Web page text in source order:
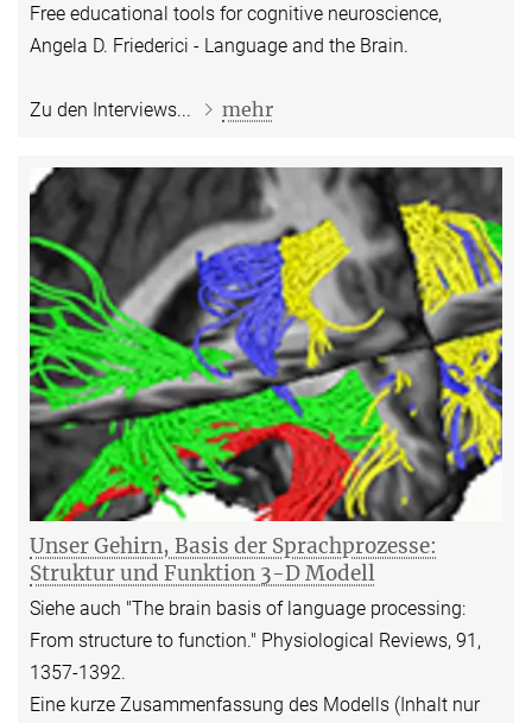
Free educational tools for cognitive neuroscience,
Angela D. Friederici - Language and the Brain.
Zu den Interviews... mehr
Unser Gehirn, Basis der Sprachprozesse:
Struktur und Funktion 3-D Modell
Siehe auch "The brain basis of language processing:
From structure to function." Physiological Reviews, 91,
1357-1392.
Eine kurze Zusammenfassung des Modells (Inhalt nur